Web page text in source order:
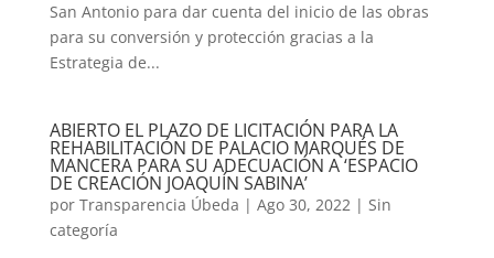
San Antonio para dar cuenta del inicio de las obras
para su conversión y protección gracias a la
Estrategia de...
ABIERTO EL PLAZO DE LICITACIÓN PARA LA
REHABILITACIÓN DE PALACIO MARQUÉS DE
MANCERA PARA SU ADECUACIÓN A ‘ESPACIO
DE CREACIÓN JOAQUÍN SABINA’
por Transparencia Úbeda | Ago 30, 2022| Sin
categoría